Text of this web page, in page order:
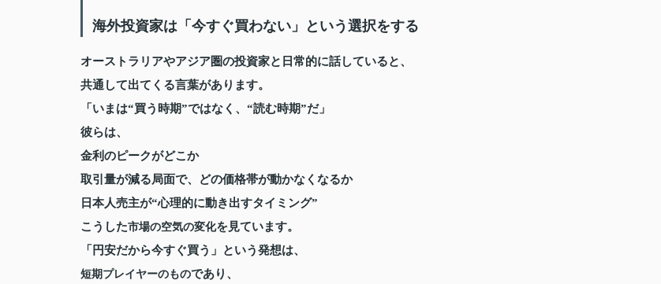
海外投資家は「今すぐ買わない」という選択をする
オーストラリアやアジア圏の投資家と日常的に話していると、
共通して出てくる言葉があります。
「いまは“買う時期”ではなく、“読む時期”だ」
彼らは、
金利のピークがどこか
取引量が減る局面で、どの価格帯が動かなくなるか
日本人売主が“心理的に動き出すタイミング”
こうした市場の空気の変化を見ています。
「円安だから今すぐ買う」という発想は、
短期プレイヤーのものであり、